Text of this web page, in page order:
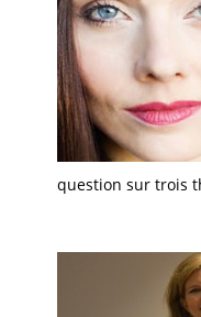
question sur trois